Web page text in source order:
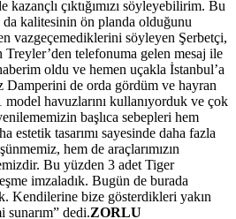
kazançlı çıktığımızı söyleyebilirim. Bu
da kalitesinin ön planda olduğunu
vazgeçemediklerini söyleyen Şerbetçi,
Treyler’den telefonuma gelen mesaj ile
oldu ve hemen uçakla İstanbul’a
Damperini de orda gördüm ve hayran
model havuzlarını kullanıyorduk ve çok
başlıca sebepleri hem
estetik tasarımı sayesinde daha fazla
hem de araçlarımızın
Bu yüzden 3 adet Tiger
imzaladık. Bugün de burada
Kendilerine bize gösterdikleri yakın
sunarım” dedi.ZORLU